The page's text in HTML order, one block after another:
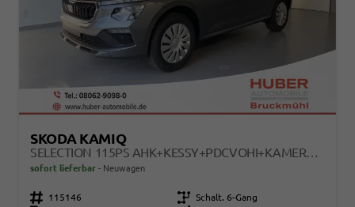
SKODA KAMIQ
SELECTION 115PS AHK+KESSY+PDCVOHI+KAMERA+CLIMATRONIC+APPCONNECT+SITZHEIZUNG
sofort lieferbar Neuwagen
Fahrzeugnr. 115146 Getriebe Schalt. 6-Gang